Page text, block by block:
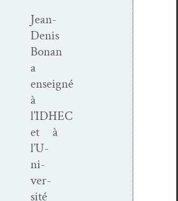
Jean-
Denis
Bonan
a
enseigné
à
l’IDHEC
et à
l’U­
ni­
ver­
sité